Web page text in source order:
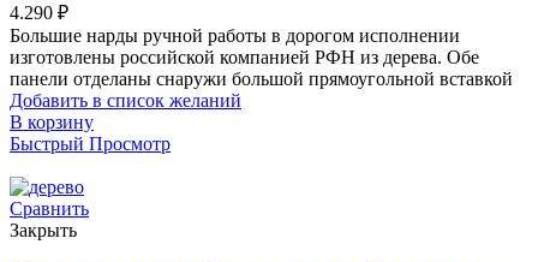
4.290 ₽
Большие нарды ручной работы в дорогом исполнении
изготовлены российской компанией РФН из дерева. Обе
панели отделаны снаружи большой прямоугольной вставкой
Добавить в список желаний
В корзину
Быстрый Просмотр
Сравнить
Закрыть